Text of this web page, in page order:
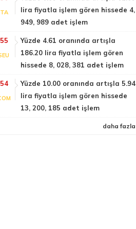
lira fiyatla işlem gören hissede 4,
949, 989 adet işlem
Yüzde 4.61 oranında artışla
186.20 lira fiyatla işlem gören
hissede 8, 028, 381 adet işlem
Yüzde 10.00 oranında artışla 5.94
lira fiyatla işlem gören hissede
13, 200, 185 adet işlem
daha fazla